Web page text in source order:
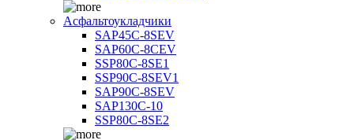
Асфальтоукладчики
SAP45С-8SEV
SAP60C-8CEV
SSP80C-8SE1
SSP90C-8SEV1
SAP90C-8SEV
SAP130C-10
SSP80C-8SE2